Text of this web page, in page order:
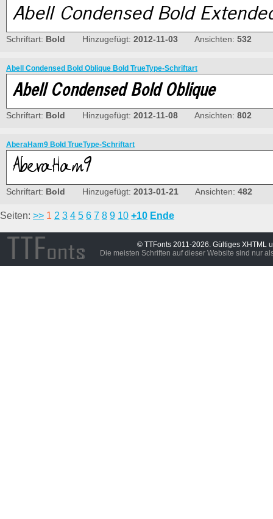
Schriftart: Bold Hinzugefügt: 2012-11-03 Ansichten: 532
Abell Condensed Bold Oblique Bold TrueType-Schriftart
Schriftart: Bold Hinzugefügt: 2012-11-08 Ansichten: 802
AberaHam9 Bold TrueType-Schriftart
Schriftart: Bold Hinzugefügt: 2013-01-21 Ansichten: 482
Seiten: >> 1 2 3 4 5 6 7 8 9 10 +10 Ende
© TTFonts 2011-2026. Gültiges XHTML
Die meisten Schriften auf dieser Website sind nur